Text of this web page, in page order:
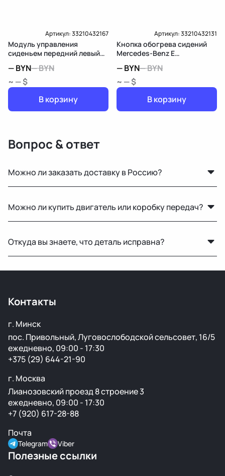
Артикул:33210432167
Модуль управления
сиденьем передний левый
W213/S213/C238/A238
—BYN—BYN
~ — $
В корзину
Артикул:33210432131
Кнопка обогрева сидений
Mercedes-Benz E
—BYN—BYN
~ — $
В корзину
Вопрос & ответ
Можно ли заказать доставку в Россию?
другие регионы РФ. Работаем с проверенными
транспортными компаниями.
Можно ли купить двигатель или коробку передач?
рабочем состоянии с гарантией на проверку.
Откуда вы знаете, что деталь исправна?
Контакты
г. Минск
пос. Привольный, Луговослободской сельсовет, 16/5
ежедневно, 09:00 - 17:30
+375 (29) 644-21-90
г. Москва
Лианозовский проезд 8 строение 3
ежедневно, 09:00 - 17:30
+7 (920) 617-28-88
Почта
Telegram Viber
Полезные ссылки